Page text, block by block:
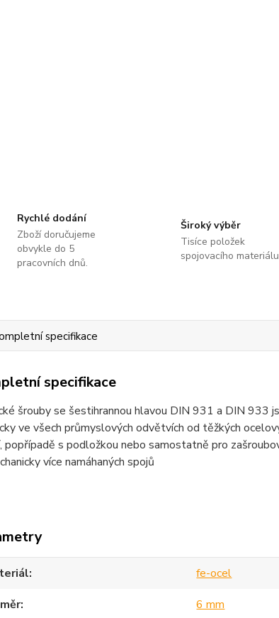
Rychlé dodání
Zboží doručujeme
obvykle do 5
pracovních dnů.
Široký výběr
Tisíce položek
spojovacího
specifikace
specifikace
šrouby se šestihrannou hlavou DIN 931 a DIN 933
ve všech průmyslových odvětvích od těžkých
popřípadě s podložkou nebo samostatně pro
více namáhaných spojů
fe-ocel
6 mm